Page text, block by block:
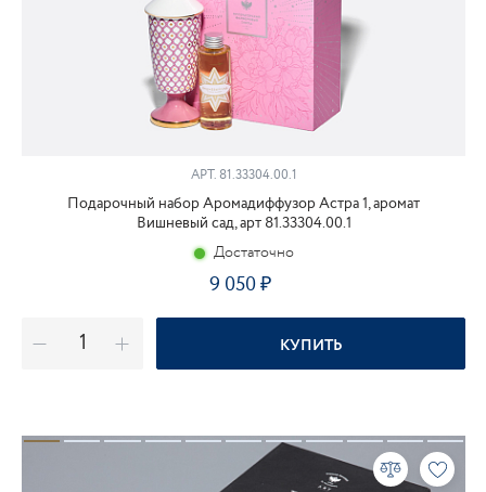
АРТ.81.33304.00.1
Подарочный набор Аромадиффузор Астра 1, аромат
Вишневый сад, арт 81.33304.00.1
Достаточно
9 050
КУПИТЬ